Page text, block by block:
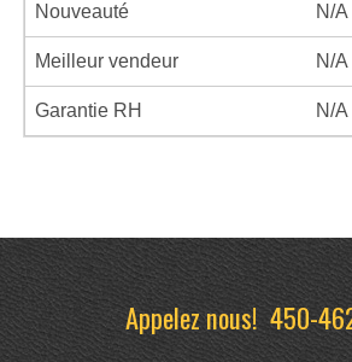
Nouveauté N/A
Meilleur vendeur N/A
Garantie RH N/A
Appelez nous!450-